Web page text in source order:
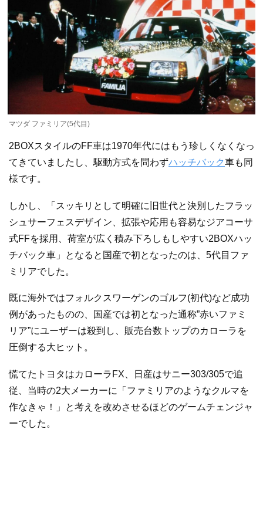
マツダ ファミリア(5代目)
2BOXスタイルのFF車は1970年代にはもう珍しくなくなっ
てきていましたし、駆動方式を問わずハッチバック車も同
様です。
しかし、「スッキリとして明確に旧世代と決別したフラッ
シュサーフェスデザイン、拡張や応用も容易なジアコーサ
式FFを採用、荷室が広く積み下ろしもしやすい2BOXハッ
チバック車」となると国産で初となったのは、5代目ファ
ミリアでした。
既に海外ではフォルクスワーゲンのゴルフ(初代)など成功
例があったものの、国産では初となった通称”赤いファミ
リア”にユーザーは殺到し、販売台数トップのカローラを
圧倒する大ヒット。
慌てたトヨタはカローラFX、日産はサニー303/305で追
従、当時の2大メーカーに「ファミリアのようなクルマを
作なきゃ！」と考えを改めさせるほどのゲームチェンジャ
ーでした。